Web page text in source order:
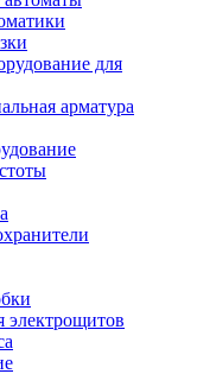
для
арматура